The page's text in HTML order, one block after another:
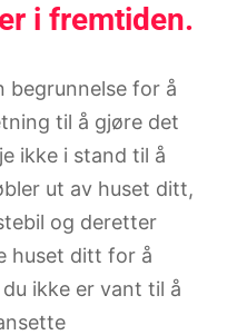
i fremtiden.
begrunnelse for å
til å gjøre det
ikke i stand til å
ut av huset ditt,
og deretter
huset ditt for å
ikke er vant til å